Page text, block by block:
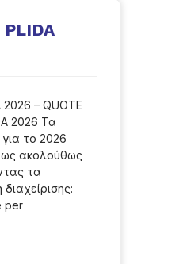
– QUOTE
2026 Τα
το 2026
ακολούθως
τα
per